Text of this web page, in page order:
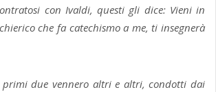
con Ivaldi, questi gli dice: Vieni in
che fa catechismo a me, ti insegnerà
primi due vennero altri e altri, condotti dai